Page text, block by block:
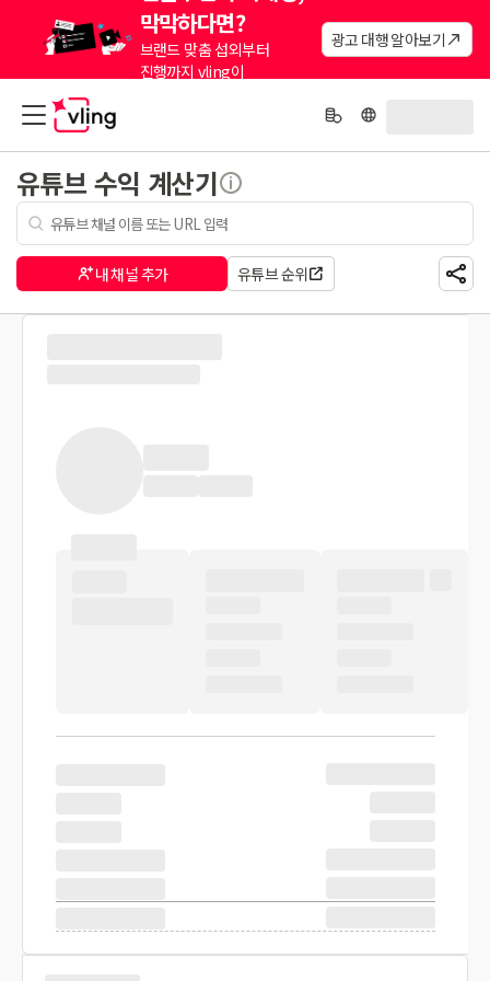
막막하다면?
브랜드 맞춤 섭외부터
진행까지 vling이
광고 대행 알아보기
유튜브 수익 계산기
내 채널 추가 유튜브 순위